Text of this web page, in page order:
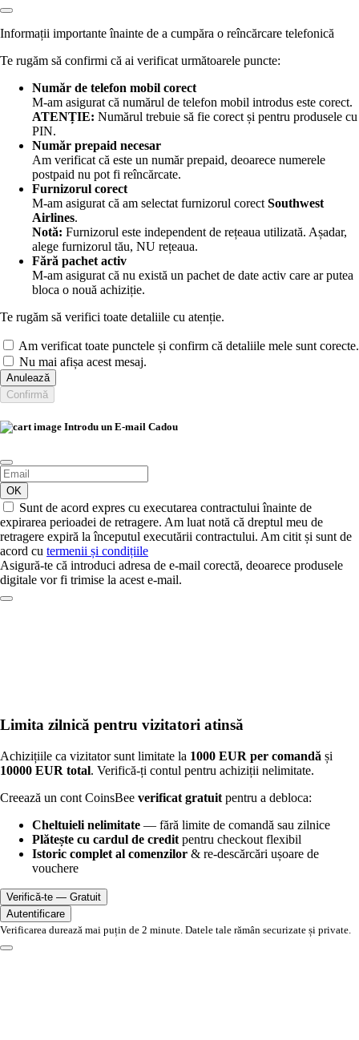
Informații importante înainte de a cumpăra o reîncărcare telefonică
Te rugăm să confirmi că ai verificat următoarele puncte:
Număr de telefon mobil corect
M-am asigurat că numărul de telefon mobil introdus este corect.
ATENȚIE: Numărul trebuie să fie corect și pentru produsele cu
PIN.
Număr prepaid necesar
Am verificat că este un număr prepaid, deoarece numerele
postpaid nu pot fi reîncărcate.
Furnizorul corect
M-am asigurat că am selectat furnizorul corect Southwest
Airlines.
Notă: Furnizorul este independent de rețeaua utilizată. Așadar,
alege furnizorul tău, NU rețeaua.
Fără pachet activ
M-am asigurat că nu există un pachet de date activ care ar putea
bloca o nouă achiziție.
Te rugăm să verifici toate detaliile cu atenție.
Am verificat toate punctele și confirm că detaliile mele sunt corecte.
Nu mai afișa acest mesaj.
Anulează
Confirmă
Introdu un E-mail Cadou
OK
Sunt de acord expres cu executarea contractului înainte de
expirarea perioadei de retragere. Am luat notă că dreptul meu de
retragere expiră la începutul executării contractului. Am citit și sunt de
acord cu termenii și condițiile
Asigură-te că introduci adresa de e-mail corectă, deoarece produsele
digitale vor fi trimise la acest e-mail.
Limita zilnică pentru vizitatori atinsă
Achizițiile ca vizitator sunt limitate la 1000 EUR per comandă și
10000 EUR total. Verifică-ți contul pentru achiziții nelimitate.
Creează un cont CoinsBee verificat gratuit pentru a debloca:
Cheltuieli nelimitate — fără limite de comandă sau zilnice
Plătește cu cardul de credit pentru checkout flexibil
Istoric complet al comenzilor & re-descărcări ușoare de
vouchere
Verifică-te — Gratuit
Autentificare
Verificarea durează mai puțin de 2 minute. Datele tale rămân securizate și private.